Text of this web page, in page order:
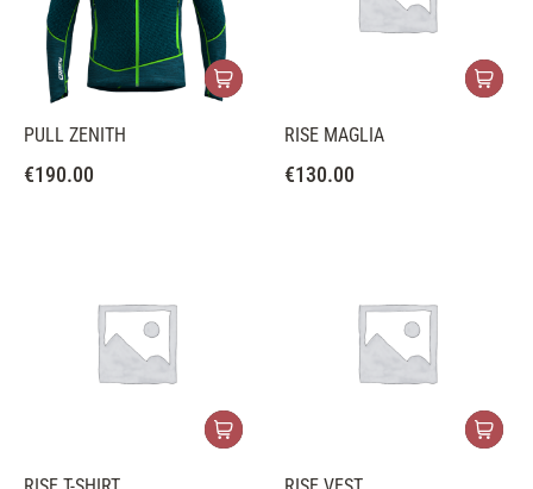
PULL ZENITH
€190.00
RISE MAGLIA
€130.00